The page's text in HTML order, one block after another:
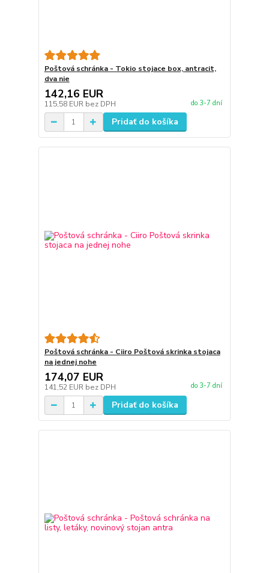
Poštová schránka - Tokio stojace box, antracit,
dva nie
142,16 EUR
115,58 EUR bez DPH do 3-7 dní
Pridať do košíka
Poštová schránka - Ciiro Poštová skrinka stojaca
na jednej nohe
174,07 EUR
141,52 EUR bez DPH do 3-7 dní
Pridať do košíka